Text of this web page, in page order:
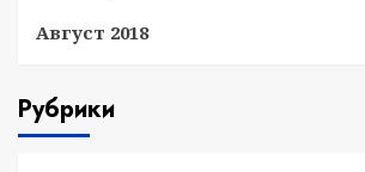
Август 2018
Рубрики